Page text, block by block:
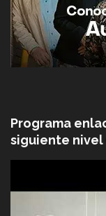
Programa
siguiente nivel